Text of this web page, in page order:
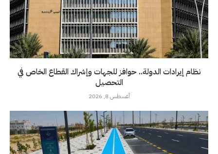
نظام إيرادات الدولة.. حوافز للجهات وإشراك القطاع الخاص في
التحصيل
أغسطس 8, 2026